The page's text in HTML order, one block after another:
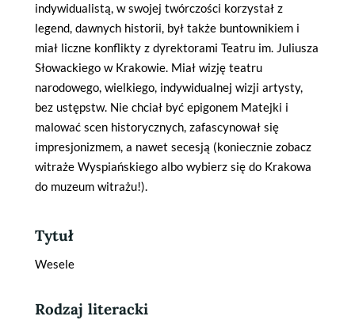
indywidualistą, w swojej twórczości korzystał z
legend, dawnych historii, był także buntownikiem i
miał liczne konflikty z dyrektorami Teatru im. Juliusza
Słowackiego w Krakowie. Miał wizję teatru
narodowego, wielkiego, indywidualnej wizji artysty,
bez ustępstw. Nie chciał być epigonem Matejki i
malować scen historycznych, zafascynował się
impresjonizmem, a nawet secesją (koniecznie zobacz
witraże Wyspiańskiego albo wybierz się do Krakowa
do muzeum witrażu!).
Tytuł
Wesele
Rodzaj literacki